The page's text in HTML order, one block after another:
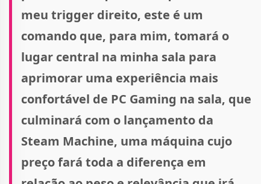
meu trigger direito, este é um
comando que, para mim, tomará o
lugar central na minha sala para
aprimorar uma experiência mais
confortável de PC Gaming na sala, que
culminará com o lançamento da
Steam Machine, uma máquina cujo
preço fará toda a diferença em